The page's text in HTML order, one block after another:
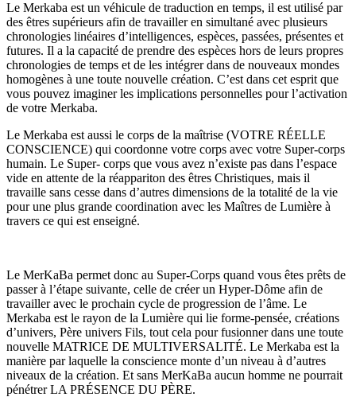
Le Merkaba est un véhicule de traduction en temps, il est utilisé par
des êtres supérieurs afin de travailler en simultané avec plusieurs
chronologies linéaires d’intelligences, espèces, passées, présentes et
futures. Il a la capacité de prendre des espèces hors de leurs propres
chronologies de temps et de les intégrer dans de nouveaux mondes
homogènes à une toute nouvelle création. C’est dans cet esprit que
vous pouvez imaginer les implications personnelles pour l’activation
de votre Merkaba.
Le Merkaba est aussi le corps de la maîtrise (VOTRE RÉELLE
CONSCIENCE) qui coordonne votre corps avec votre Super-corps
humain. Le Super- corps que vous avez n’existe pas dans l’espace
vide en attente de la réappariton des êtres Christiques, mais il
travaille sans cesse dans d’autres dimensions de la totalité de la vie
pour une plus grande coordination avec les Maîtres de Lumière à
travers ce qui est enseigné.
Le MerKaBa permet donc au Super-Corps quand vous êtes prêts de
passer à l’étape suivante, celle de créer un Hyper-Dôme afin de
travailler avec le prochain cycle de progression de l’âme. Le
Merkaba est le rayon de la Lumière qui lie forme-pensée, créations
d’univers, Père univers Fils, tout cela pour fusionner dans une toute
nouvelle MATRICE DE MULTIVERSALITÉ. Le Merkaba est la
manière par laquelle la conscience monte d’un niveau à d’autres
niveaux de la création. Et sans MerKaBa aucun homme ne pourrait
pénétrer LA PRÉSENCE DU PÈRE.